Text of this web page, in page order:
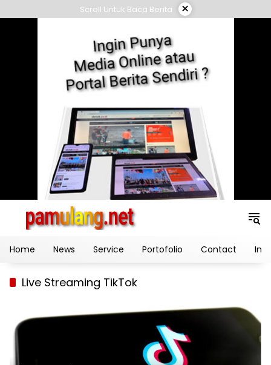
to
Scroll Untuk Baca Berita ×
Home News Service Portofolio Contact
Live Streaming TikTok